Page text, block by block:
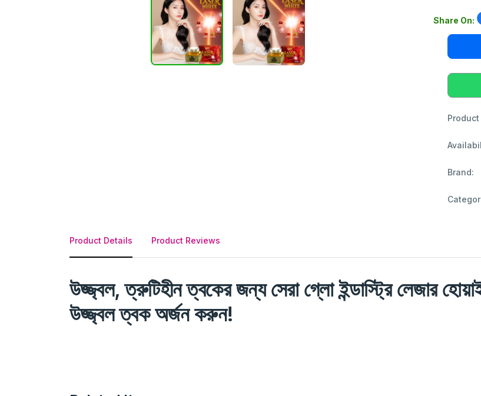
Share On:
Product
Brand:
Product Details Product Reviews
উজ্জ্বল, ত্রুটিহীন ত্বকের জন্য সেরা গ্লো ইন্ডাস্ট্রি লেজার
উজ্জ্বল ত্বক অর্জন করুন!